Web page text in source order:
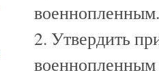
военнопленным.
2. Утвердить
военнопленным